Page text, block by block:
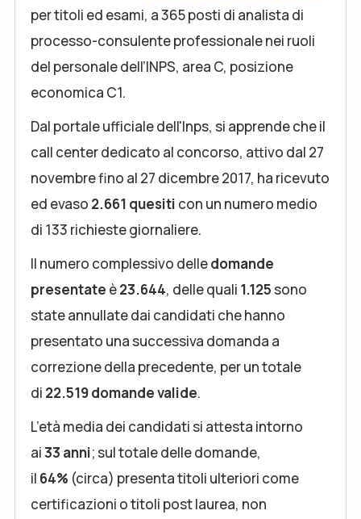
per titoli ed esami, a 365 posti di analista di
processo-consulente professionale nei ruoli
del personale dell’INPS, area C, posizione
economica C1.
Dal portale ufficiale dell'Inps, si apprende che il
call center dedicato al concorso, attivo dal 27
novembre fino al 27 dicembre 2017, ha ricevuto
ed evaso 2.661 quesiti con un numero medio
di 133 richieste giornaliere.
Il numero complessivo delledomande
presentate è23.644, delle quali 1.125sono
state annullate dai candidati che hanno
presentato una successiva domanda a
correzione della precedente, per un totale
di 22.519 domande valide.
L’età media dei candidati si attesta intorno
ai33 anni; sul totale delle domande,
il 64% (circa) presenta titoli ulteriori come
certificazioni o titoli post laurea, non